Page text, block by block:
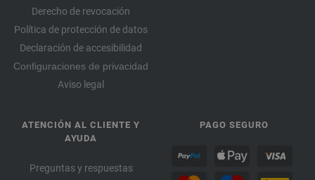
Derecho de revocación
Política de protección de datos
Declaración de accesibilidad
Configuraciones de privacidad
Aviso legal
ATENCIÓN AL CLIENTE Y
AYUDA
Preguntas y respuestas
PAGO SEGURO